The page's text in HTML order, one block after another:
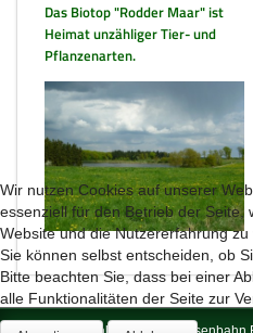
Das Biotop "Rodder Maar" ist
Heimat unzähliger Tier- und
Pflanzenarten.
Wir nutzen Cookies auf unserer
essenziell für den Betrieb der
Website und die Nutzererfahrung
Sie können selbst entscheiden, ob
Bitte beachten Sie, dass bei einer
alle Funktionalitäten der Seite zur